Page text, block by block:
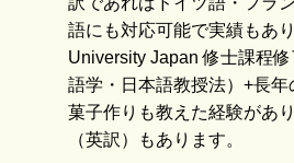
語にも対応可能で実績もあ
University Japan 修士課程
語学・日本語教授法）+長
菓子作りも教えた経験があ
（英訳）もあります。